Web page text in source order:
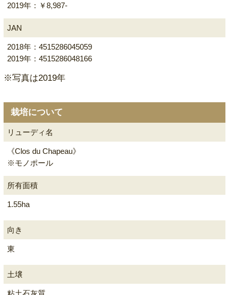
2019年：￥8,987-
JAN
2018年：4515286045059
2019年：4515286048166
※写真は2019年
栽培について
リューディ名
《Clos du Chapeau》
※モノポール
所有面積
1.55ha
向き
東
土壌
粘土石灰質